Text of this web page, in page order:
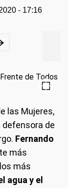
- 17:16
las Mujeres,
defensora de
Fernando
más
más
agua y el